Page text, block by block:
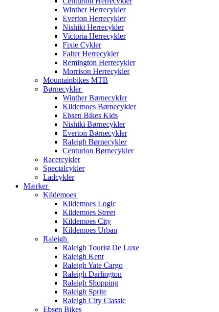
Winther Herrecykler
Everton Herrecykler
Nishiki Herrecykler
Victoria Herrecykler
Fixie Cykler
Falter Herrecykler
Remington Herrecykler
Morrison Herrecykler
Mountainbikes MTB
Børnecykler
Winther Børnecykler
Kildemoes Børnecykler
Ebsen Bikes Kids
Nishiki Børnecykler
Everton Børnecykler
Raleigh Børnecykler
Centurion Børnecykler
Racercykler
Specialcykler
Ladcykler
Mærker
Kildemoes
Kildemoes Logic
Kildemoes Street
Kildemoes City
Kildemoes Urban
Raleigh
Raleigh Tourist De Luxe
Raleigh Kent
Raleigh Yate Cargo
Raleigh Darlington
Raleigh Shopping
Raleigh Sprite
Raleigh City Classic
Ebsen Bikes